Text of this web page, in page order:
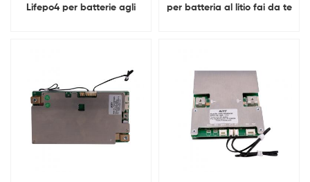
Lifepo4 per batterie agli
per batteria al litio fai da te